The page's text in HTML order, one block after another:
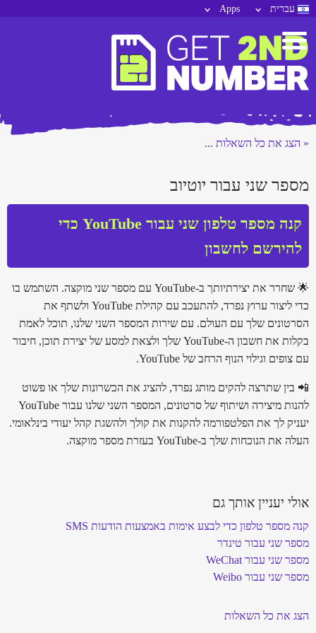
עברית Apps
« הצג את כל השאלות ...
מספר שני עבור יוטיוב
קנה מספר טלפון שני עבור YouTube כדי
להירשם לחשבון
🌟 שחרר את יצירתיותך ב-YouTube עם מספר שני מוקצה. השתמש בו
כדי ליצור ערוץ נפרד, להתעכב עם קהילת YouTube ולשתף את
הסרטונים שלך עם העולם. עם שירות המספר השני שלנו, תוכל לאמת
בקלות את חשבון ה-YouTube שלך ולצאת למסע של יצירת תוכן, חיבור
עם צופים וגילוי הנוף הרחב של YouTube.
📲 בין שתרצה להקים מותג נפרד, להציג את הכשרונות שלך או פשוט
להנות מיצירה ושיתוף של סרטונים, המספר השני שלנו עבור YouTube
יעניק לך את הפלטפורמה להקנות את קולך ולהשגת קהל יעודי בינלאומי.
העלה את הנוכחות שלך ב-YouTube בעזרת מספר מוקצה.
אולי יעניין אותך גם
קנה מספר טלפון כדי לבצע אימות באמצעות הודעות SMS
מספר שני עבור טינדר
מספר שני עבור WeChat
מספר שני עבור Weibo
הצג את כל השאלות